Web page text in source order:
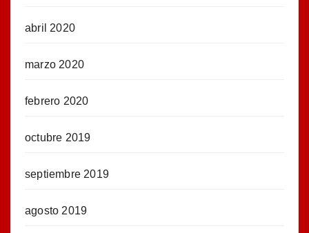
abril 2020
marzo 2020
febrero 2020
octubre 2019
septiembre 2019
agosto 2019